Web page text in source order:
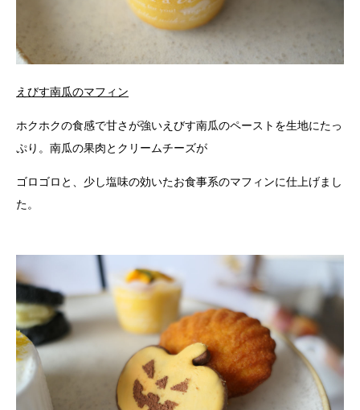
えびす南瓜のマフィン
ホクホクの食感で甘さが強いえびす南瓜のペーストを生地にたっ
ぷり。南瓜の果肉とクリームチーズが
ゴロゴロと、少し塩味の効いたお食事系のマフィンに仕上げまし
た。